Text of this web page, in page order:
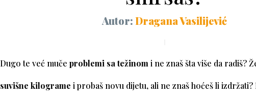
Autor:Dragana Vasilijević
Dugo te već mučeproblemi sa težinomi ne znaš šta više da radiš?
suvišne kilograme i probaš novu dijetu, ali ne znaš hoćeš li